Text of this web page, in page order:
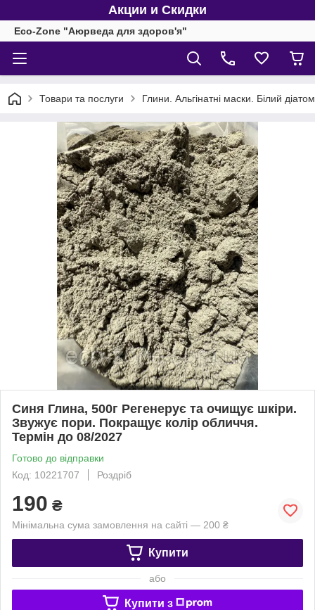
Акции и Скидки
Eco-Zone "Аюрведа для здоров'я"
Товари та послуги Глини. Альгінатні маски. Білий
Синя Глина, 500г Регенерує та очищує шкіри.
Звужує пори. Покращує колір обличчя.
Термін до 08/2027
Готово до відправки
Код: 10221707
Роздріб
190 ₴
Мінімальна сума замовлення на сайті — 200 ₴
Купити
або
Купити з